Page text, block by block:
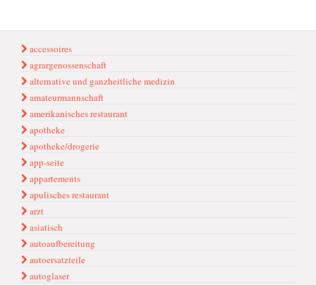
accessoires
agrargenossenschaft
alternative und ganzheitliche medizin
amateurmannschaft
amerikanisches restaurant
apotheke
apotheke/drogerie
app-seite
appartements
apulisches restaurant
arzt
asiatisch
autoaufbereitung
autoersatzteile
autoglaser